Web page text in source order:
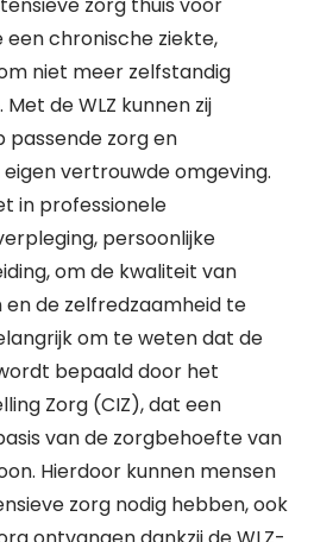
een chronische ziekte,
niet meer zelfstandig
de WLZ kunnen zij
passende zorg en
vertrouwde omgeving.
in professionele
persoonlijke
om de kwaliteit van
de zelfredzaamheid te
om te weten dat de
bepaald door het
Zorg (CIZ), dat een
van de zorgbehoefte van
Hierdoor kunnen mensen
zorg nodig hebben, ook